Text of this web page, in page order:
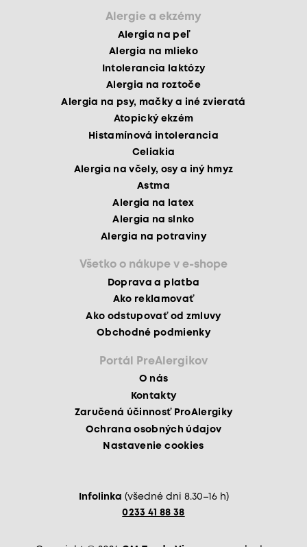
Alergie a ekzémy
Alergia na peľ
Alergia na mlieko
Intolerancia laktózy
Alergia na roztoče
Alergia na psy, mačky a iné zvieratá
Atopický ekzém
Histamínová intolerancia
Celiakia
Alergia na včely, osy a iný hmyz
Astma
Alergia na latex
Alergia na slnko
Alergia na potraviny
Všetko o nákupe v e-shope
Doprava a platba
Ako reklamovať
Ako odstupovať od zmluvy
Obchodné podmienky
Portál PreAlergikov
O nás
Kontakty
Zaručená účinnosť ProAlergiky
Ochrana osobných údajov
Nastavenie cookies
Infolinka (všedné dni 8.30–16 h)
0233 41 88 38